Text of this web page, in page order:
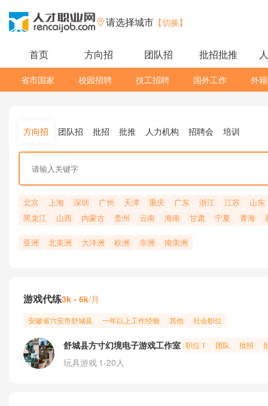
请选择城市 【切换】
首页 方向招 团队招 批招批推
省市国家 校园招聘 技工招聘 国外工作 外
方向招 团队招 批招 批推 人力机构 招聘会 培训
北京 上海 深圳 广州 天津 重庆 广东 浙江 江苏
山东
黑龙江
山西 内蒙古 贵州 云南 海南 甘肃 宁夏 青海
亚洲 北美洲 大洋洲 欧洲 非洲 南美洲
游戏代练3k - 6k/月
安徽省六安市舒城县 一年以上工作经验 其他 社会职位
舒城县方寸幻境电子游戏工作室 职位 1 团队 批招
玩具游戏 1-20人